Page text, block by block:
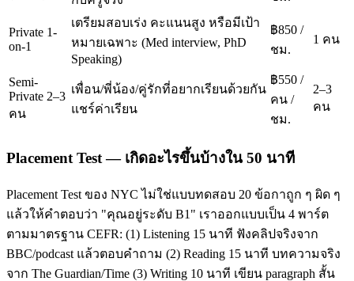
Private 1-
on-1
เตรียมสอบเร่ง คะแนนสูง หรือมีเป้า
หมายเฉพาะ (Med interview, PhD
Speaking)
฿850 /
ชม.
1 คน
Semi-
Private 2–3
คน
เพื่อน/พี่น้อง/คู่รักที่อยากเรียนด้วยกัน
แชร์ค่าเรียน
฿550 /
คน /
ชม.
2–3
คน
Placement Test — เกิดอะไรขึ้นบ้างใน 50 นาที
Placement Test ของ NYC ไม่ใช่แบบทดสอบ 20 ข้อกาถูก ๆ ผิด ๆ
แล้วให้คำตอบว่า "คุณอยู่ระดับ B1" เราออกแบบเป็น 4 พาร์ต
ตามมาตรฐาน CEFR: (1) Listening 15 นาที ฟังคลิปจริงจาก
BBC/podcast แล้วตอบคำถาม (2) Reading 15 นาที บทความจริง
จาก The Guardian/Time (3) Writing 10 นาที เขียน paragraph สั้น